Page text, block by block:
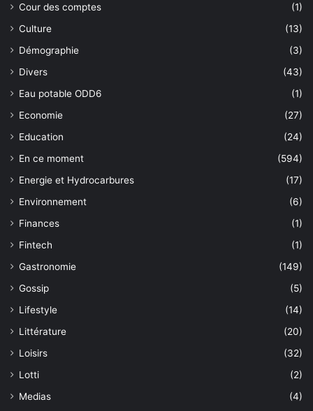
Cour des comptes
(1)
Culture
(13)
Démographie
(3)
Divers
(43)
Eau potable ODD6
(1)
Economie
(27)
Education
(24)
En ce moment
(594)
Energie et Hydrocarbures
(17)
Environnement
(6)
Finances
(1)
Fintech
(1)
Gastronomie
(149)
Gossip
(5)
Lifestyle
(14)
Littérature
(20)
Loisirs
(32)
Lotti
(2)
Medias
(4)